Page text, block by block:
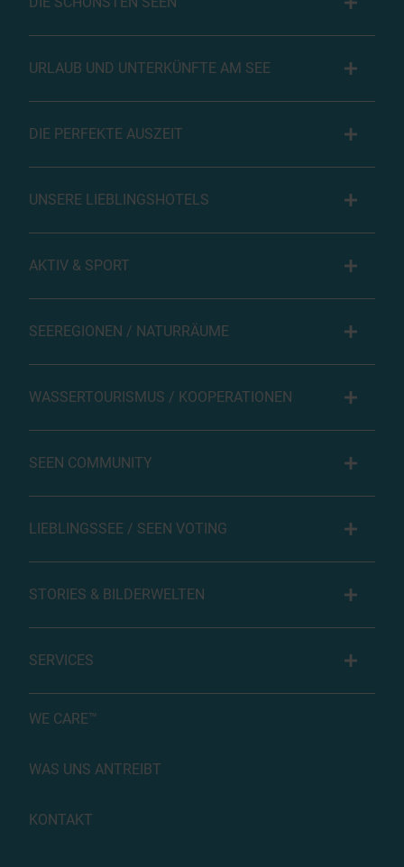
URLAUB UND UNTERKÜNFTE AM SEE
DIE PERFEKTE AUSZEIT
UNSERE LIEBLINGSHOTELS
AKTIV & SPORT
SEEREGIONEN / NATURRÄUME
WASSERTOURISMUS / KOOPERATIONEN
SEEN COMMUNITY
LIEBLINGSSEE / SEEN VOTING
STORIES & BILDERWELTEN
SERVICES
WE CARE™
WAS UNS ANTREIBT
KONTAKT